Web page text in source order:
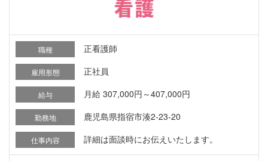
職種 正看護師
雇用形態 正社員
給与 月給 307,000円～407,000円
勤務地 鹿児島県指宿市湊2-23-20
仕事内容 詳細は面談時にお伝えいたします。